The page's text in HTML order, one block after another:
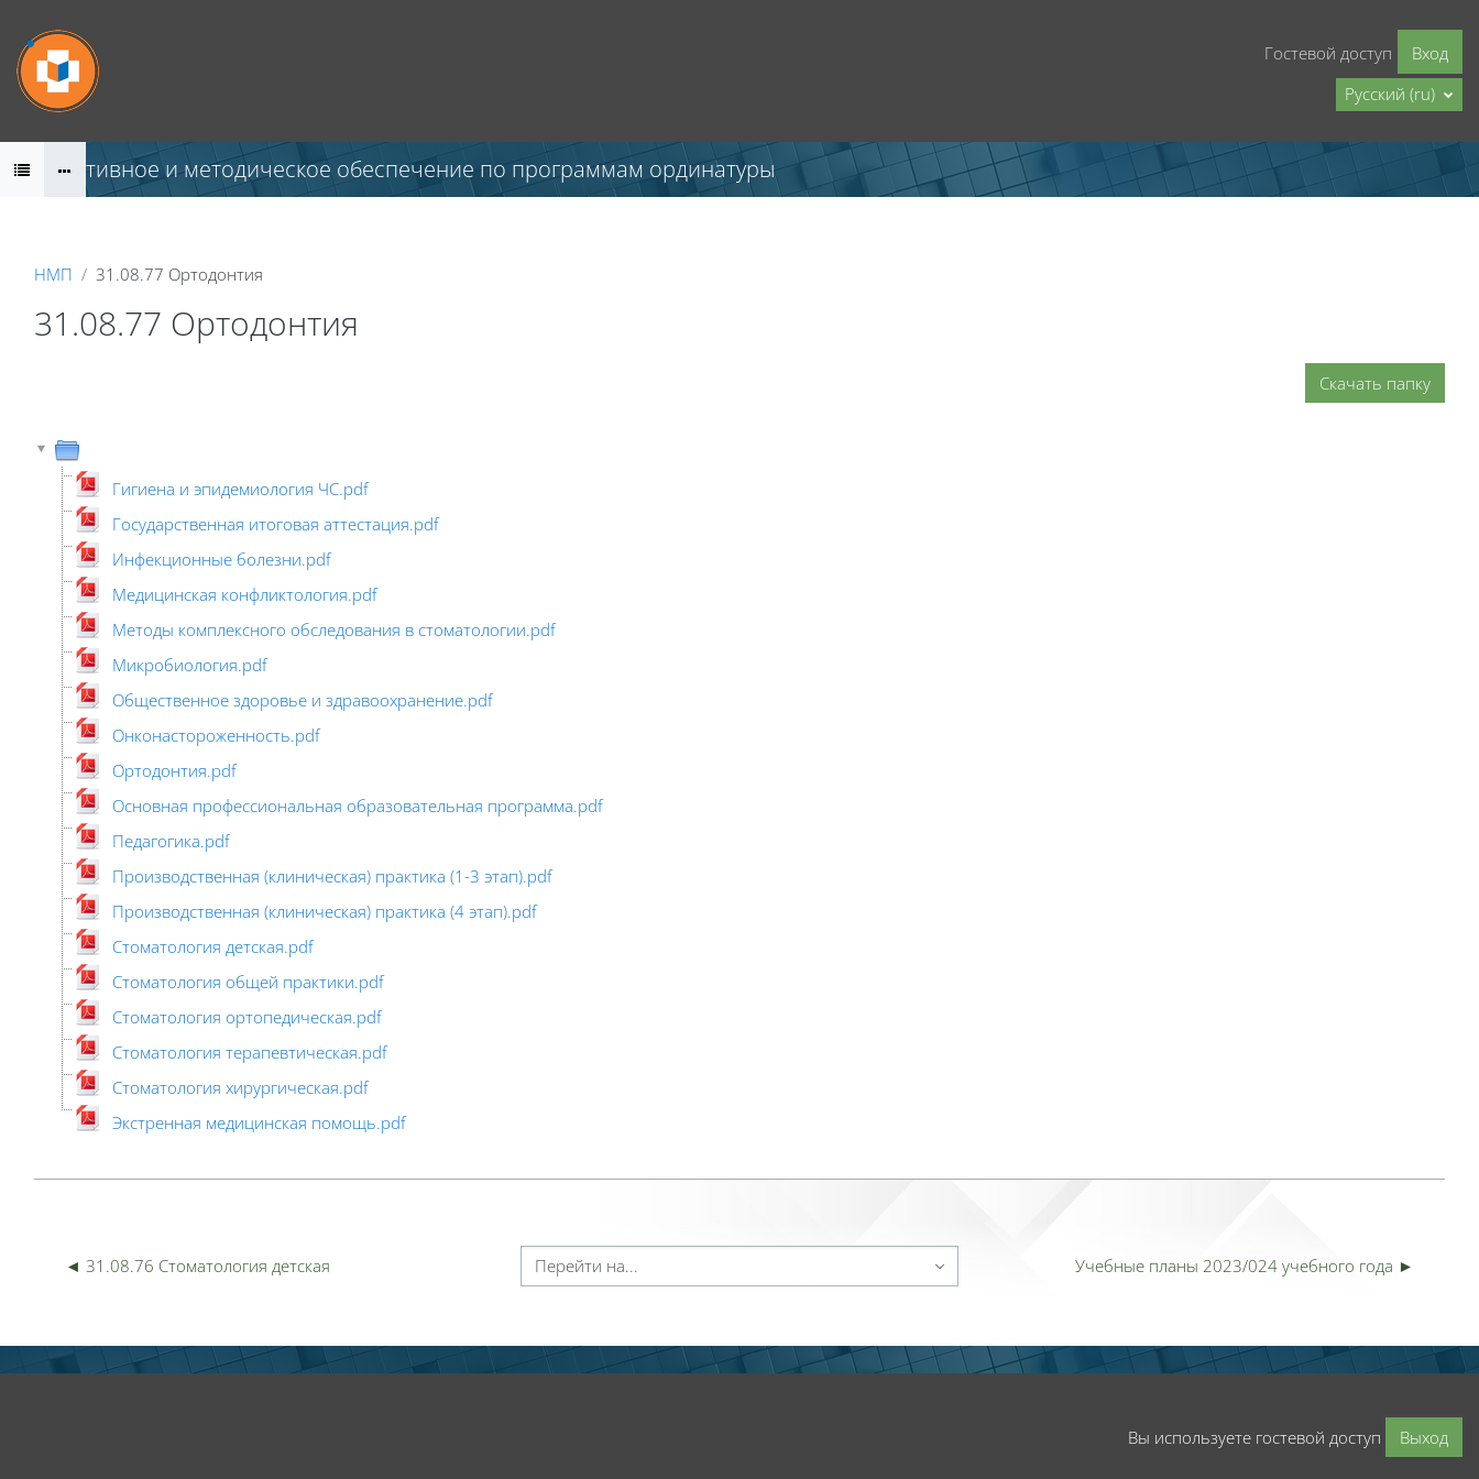
Гостевой доступ
Вход
Русский ‎(ru)‎
Нормативное и методическое обеспечение по программам ординатуры
НМП 31.08.77 Ортодонтия
31.08.77 Ортодонтия
Скачать папку
Гигиена и эпидемиология ЧС.pdf
Государственная итоговая аттестация.pdf
Инфекционные болезни.pdf
Медицинская конфликтология.pdf
Методы комплексного обследования в стоматологии.pdf
Микробиология.pdf
Общественное здоровье и здравоохранение.pdf
Онконастороженность.pdf
Ортодонтия.pdf
Основная профессиональная образовательная программа.pdf
Педагогика.pdf
Производственная (клиническая) практика (1-3 этап).pdf
Производственная (клиническая) практика (4 этап).pdf
Стоматология детская.pdf
Стоматология общей практики.pdf
Стоматология ортопедическая.pdf
Стоматология терапевтическая.pdf
Стоматология хирургическая.pdf
Экстренная медицинская помощь.pdf
◄ 31.08.76 Стоматология детская Перейти на... Учебные планы 2023/024 учебного года ►
Вы используете гостевой доступ Выход